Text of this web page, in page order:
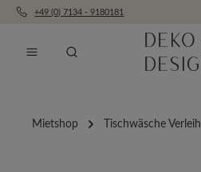
Zum Hauptinhalt springen
+49 (0) 7134 - 9180181
Mietshop Tischwäsche Verleih